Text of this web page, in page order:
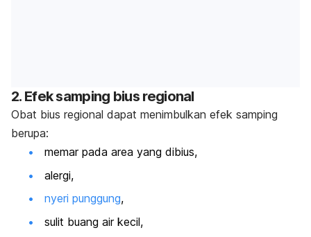
2. Efek samping bius regional
Obat bius regional dapat menimbulkan efek samping
berupa:
memar pada area yang dibius,
alergi,
nyeri punggung,
sulit buang air kecil,